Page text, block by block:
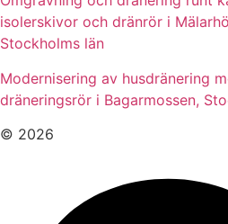
isolerskivor och dränrör i
Stockholms län
Modernisering av husdränering
dräneringsrör i Bagarmossen,
© 2026